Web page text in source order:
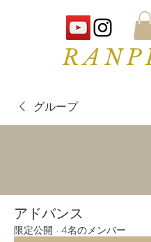
グループ
アドバンス
限定公開 · 4名のメンバー